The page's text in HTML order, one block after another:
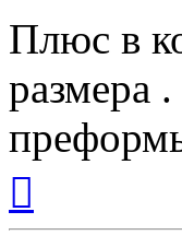
Плюс в
размера
началу